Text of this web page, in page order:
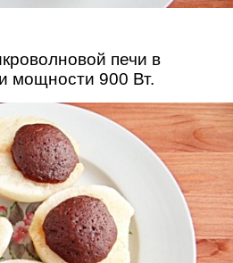
печи в
мощности 900 Вт.